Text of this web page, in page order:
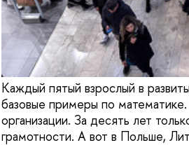
Каждый пятый взрослый в
базовые примеры по математике.
организации. За десять лет
грамотности. А вот в Польше,